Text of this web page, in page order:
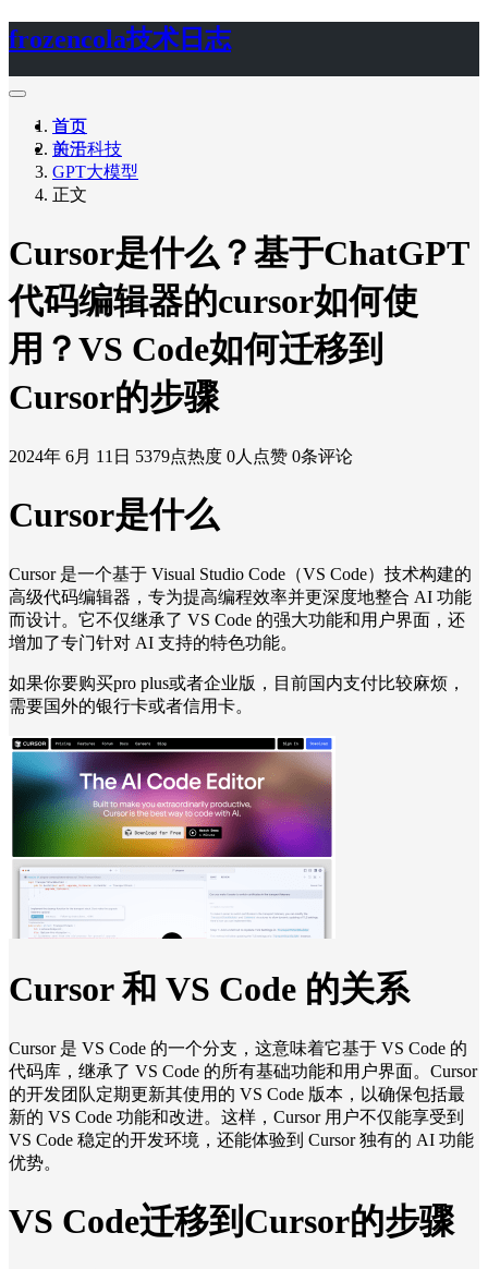
frozencola技术日志
首页
关于
首页
前沿科技
GPT大模型
正文
Cursor是什么？基于ChatGPT
代码编辑器的cursor如何使
用？VS Code如何迁移到
Cursor的步骤
2024年 6月 11日 5379点热度 0人点赞 0条评论
Cursor是什么
Cursor 是一个基于 Visual Studio Code（VS Code）技术构建的
高级代码编辑器，专为提高编程效率并更深度地整合 AI 功能
而设计。它不仅继承了 VS Code 的强大功能和用户界面，还
增加了专门针对 AI 支持的特色功能。
如果你要购买pro plus或者企业版，目前国内支付比较麻烦，
需要国外的银行卡或者信用卡。
Cursor 和 VS Code 的关系
Cursor 是 VS Code 的一个分支，这意味着它基于 VS Code 的
代码库，继承了 VS Code 的所有基础功能和用户界面。Cursor
的开发团队定期更新其使用的 VS Code 版本，以确保包括最
新的 VS Code 功能和改进。这样，Cursor 用户不仅能享受到
VS Code 稳定的开发环境，还能体验到 Cursor 独有的 AI 功能
优势。
VS Code迁移到Cursor的步骤